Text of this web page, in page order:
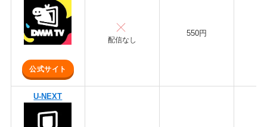
公式サイト
配信なし
550円
U-NEXT